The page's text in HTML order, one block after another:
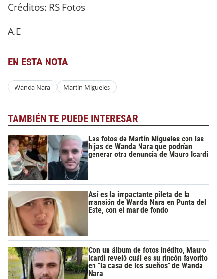
Créditos: RS Fotos
A.E
EN ESTA NOTA
Wanda Nara Martín Migueles
TAMBIÉN TE PUEDE INTERESAR
Las fotos de Martín Migueles con las
hijas de Wanda Nara que podrían
generar otra denuncia de Mauro Icardi
Así es la impactante pileta de la
mansión de Wanda Nara en Punta del
Este, con el mar de fondo
Con un álbum de fotos inédito, Mauro
Icardi reveló cuál es su rincón favorito
en "la casa de los sueños" de Wanda
Nara